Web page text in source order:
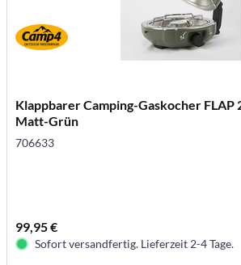
Klappbarer Camping-Gaskocher FLAP
Matt-Grün
706633
99,95 €
Sofort versandfertig. Lieferzeit 2-4 Tage.